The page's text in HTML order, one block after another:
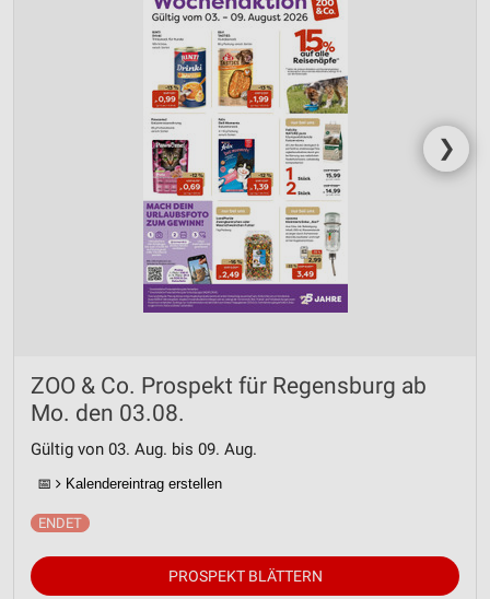
❯
ZOO & Co. Prospekt für Regensburg ab
Mo. den 03.08.
Gültig von 03. Aug. bis 09. Aug.
📅 Kalendereintrag erstellen
PROSPEKT BLÄTTERN